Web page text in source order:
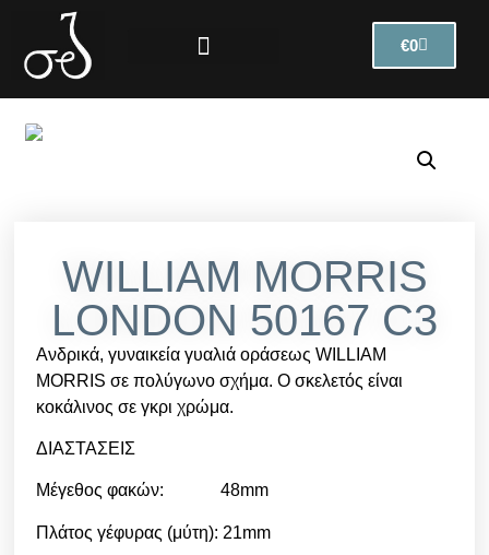
€0
WILLIAM MORRIS
LONDON 50167 C3
Ανδρικά, γυναικεία γυαλιά οράσεως WILLIAM
MORRIS σε πολύγωνο σχήμα. Ο σκελετός είναι
κoκάλινος σε γκρι χρώμα.
ΔΙΑΣΤΑΣΕΙΣ
Μέγεθος φακών: 48mm
Πλάτος γέφυρας (μύτη): 21mm